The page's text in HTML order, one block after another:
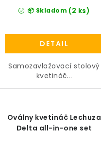
📦 Skladom (2 ks)
DETAIL
Samozavlažovací stolový
kvetináč...
Oválny kvetináč Lechuza
Delta all-in-one set